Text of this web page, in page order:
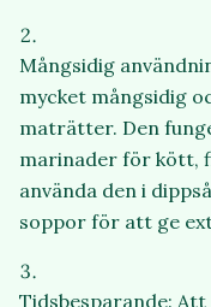
Mångsidig
mycket mångsidig
maträtter. Den
marinader för kött,
använda den i
soppor för att ge
Tidsbesparande: